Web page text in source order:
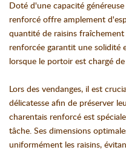
Doté d'une capacité
renforcé offre amplement
quantité de raisins
renforcée garantit une solidité
lorsque le portoir est chargé
Lors des vendanges, il est
délicatesse afin de préserver
charentais renforcé est
tâche. Ses dimensions
uniformément les raisins,